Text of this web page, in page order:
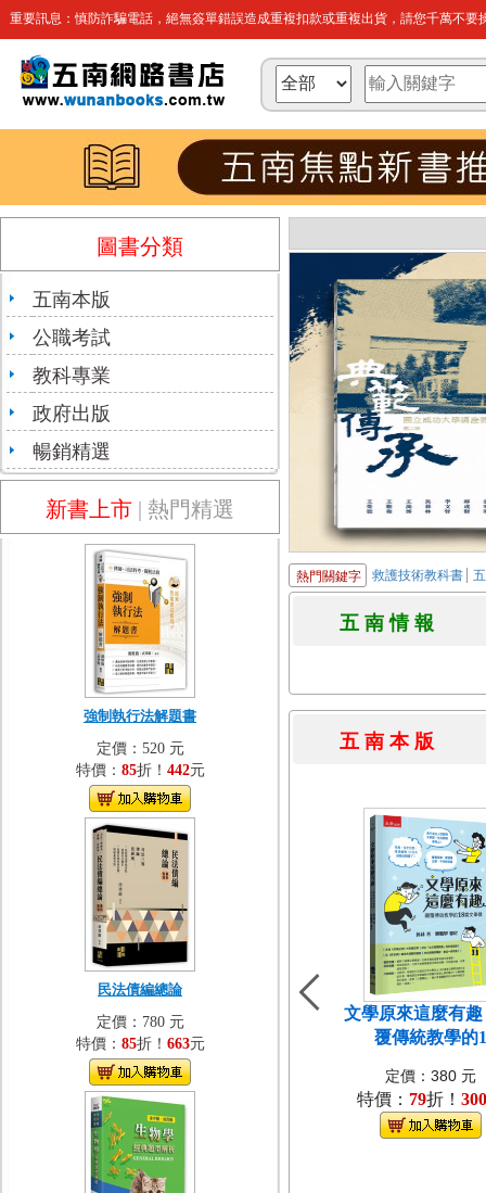
重要訊息：慎防詐騙電話，絕無簽單錯誤造成重複扣款或重複出貨，請您千萬不要
圖書分類
五南本版
公職考試
教科專業
政府出版
暢銷精選
新書上市 | 熱門精選
強制執行法解題書
定價：520 元
特價： 85折！ 442元
民法債編總論
定價：780 元
特價： 85折！ 663元
熱門關鍵字 救護技術教科書
五 南 情
五 南 本
文學原來這麼有
覆傳統教學的1
定價：380 元
特價： 79折！ 300